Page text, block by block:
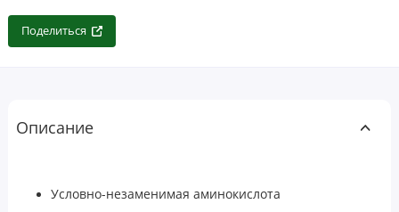
Поделиться
Описание
Условно-незаменимая аминокислота